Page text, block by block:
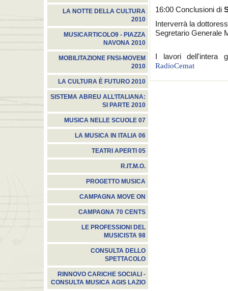
LA NOTTE DELLA CULTURA
2010
MUSICARTICOLO9 - PIAZZA
NAVONA 2010
MOBILITAZIONE FNSI-MOVEM
2010
LA CULTURA È FUTURO 2010
SISTEMA ABREU ALL’ITALIANA:
SI PARTE 2010
MUSICA NELLE SCUOLE 07
LA MUSICA IN ITALIA 06
TEATRI APERTI 05
R.IT.M.O.
PROGETTO MUSICA
CAMPAGNA MOVE ON
CAMPAGNA 70 CENTS
LE PROFESSIONI DEL
MUSICISTA 98
CONSULTA DELLO
SPETTACOLO
RINNOVO CARICHE SOCIALI -
CONSULTA MUSICA AGIS LAZIO
16:00 Conclusioni di
Interverrà la
Segretario Generale
I lavori dell'intera
RadioCemat